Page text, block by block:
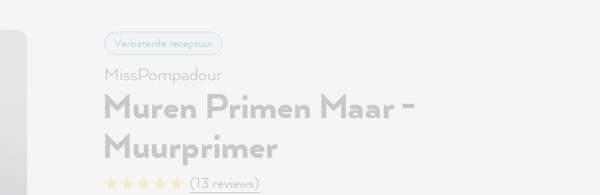
Verbeterde receptuur
MissPompadour
Muren Primen Maar -
Muurprimer
(13 reviews)